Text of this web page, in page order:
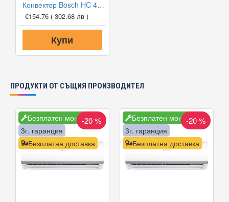
Конвектор Bosch HC 4000-15, 1500W, Електронен програмируем термостат
€154.76 ( 302.68 лв )
Купи
ПРОДУКТИ ОТ СЪЩИЯ ПРОИЗВОДИТЕЛ
Безплатен монтаж
Безплатна доставка
3г. гаранция
-20 % Безплатен монтаж
Безплатна доставка
3г. гаранция
-20 %